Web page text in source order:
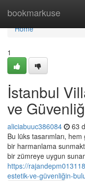
bookmarkuse
Home
Home
1
İstanbul
ve
aliciabuuc386084 63
Bu lüks tasarımları,
bir harmanlama
bir zümreye uygun
https://
estetik-ve-güvenliğin-